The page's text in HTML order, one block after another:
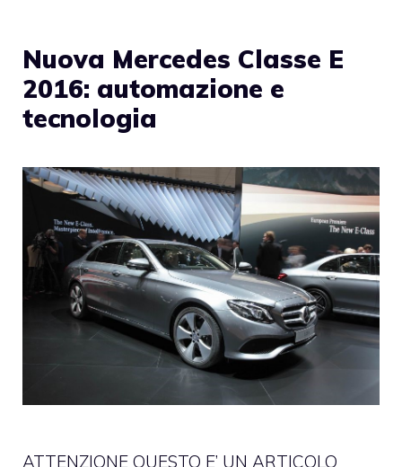
Nuova Mercedes Classe E
2016: automazione e
tecnologia
ATTENZIONE QUESTO E’ UN ARTICOLO